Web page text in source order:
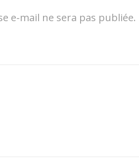
e-mail ne sera pas publiée.